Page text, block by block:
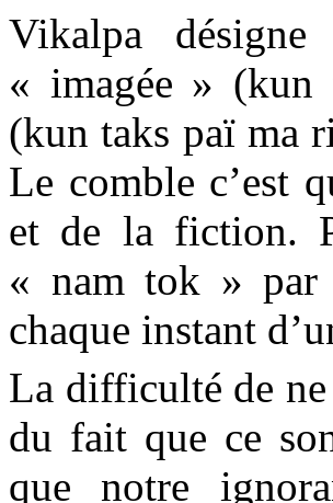
Vikalpa
« imagée » (kun
(kun taks paï ma
Le comble c’est
et de la fiction.
« nam tok » par
chaque instant
La difficulté de
du fait que ce
que notre